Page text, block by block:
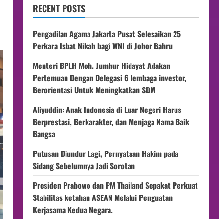
RECENT POSTS
Pengadilan Agama Jakarta Pusat Selesaikan 25
Perkara Isbat Nikah bagi WNI di Johor Bahru
Menteri BPLH Moh. Jumhur Hidayat Adakan
Pertemuan Dengan Delegasi 6 lembaga investor,
Berorientasi Untuk Meningkatkan SDM
Aliyuddin: Anak Indonesia di Luar Negeri Harus
Berprestasi, Berkarakter, dan Menjaga Nama Baik
Bangsa
Putusan Diundur Lagi, Pernyataan Hakim pada
Sidang Sebelumnya Jadi Sorotan
Presiden Prabowo dan PM Thailand Sepakat Perkuat
Stabilitas ketahan ASEAN Melalui Penguatan
Kerjasama Kedua Negara.